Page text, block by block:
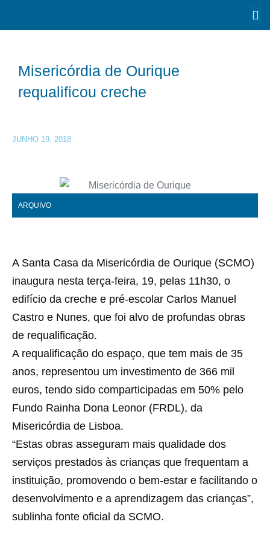
Misericórdia de Ourique
requalificou creche
JUNHO 19, 2018
ARQUIVO
A Santa Casa da Misericórdia de Ourique (SCMO)
inaugura nesta terça-feira, 19, pelas 11h30, o
edifício da creche e pré-escolar Carlos Manuel
Castro e Nunes, que foi alvo de profundas obras
de requalificação.
A requalificação do espaço, que tem mais de 35
anos, representou um investimento de 366 mil
euros, tendo sido comparticipadas em 50% pelo
Fundo Rainha Dona Leonor (FRDL), da
Misericórdia de Lisboa.
“Estas obras asseguram mais qualidade dos
serviços prestados às crianças que frequentam a
instituição, promovendo o bem-estar e facilitando o
desenvolvimento e a aprendizagem das crianças”,
sublinha fonte oficial da SCMO.